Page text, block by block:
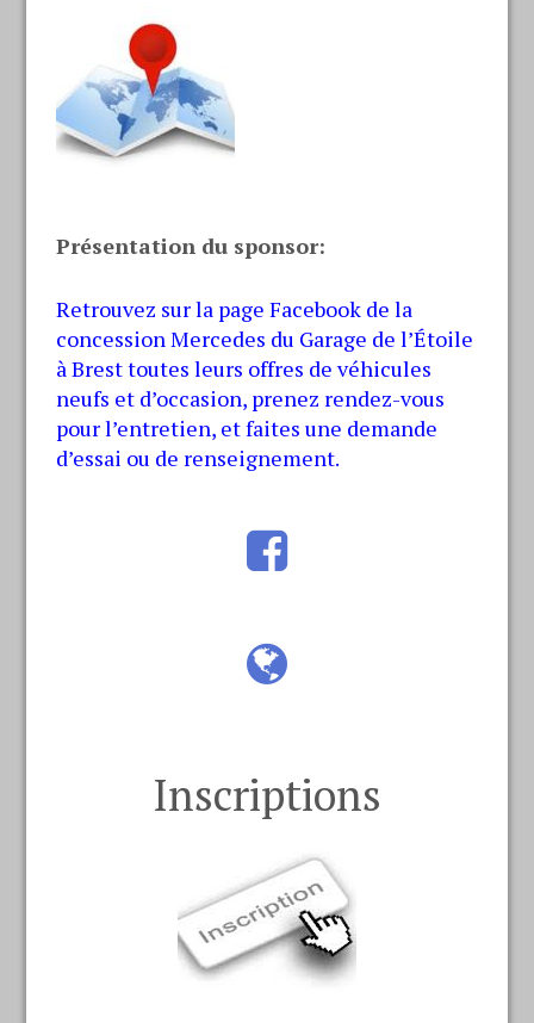
Présentation du sponsor:
Retrouvez sur la page Facebook de la
concession Mercedes du Garage de l’Étoile
à Brest toutes leurs offres de véhicules
neufs et d’occasion, prenez rendez-vous
pour l’entretien, et faites une demande
d’essai ou de renseignement.
Inscriptions